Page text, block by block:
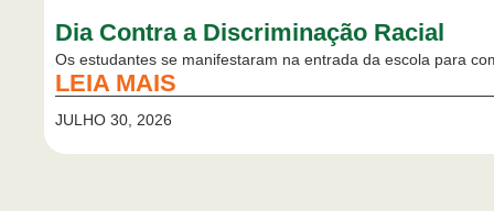
Dia Contra a Discriminação Racial
Os estudantes se manifestaram na entrada da escola para
LEIA MAIS
JULHO 30, 2026